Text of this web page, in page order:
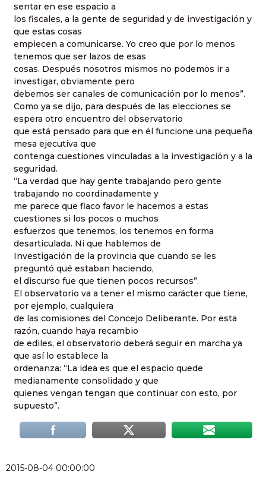
sentar en ese espacio a
los fiscales, a la gente de seguridad y de investigación y
que estas cosas
empiecen a comunicarse. Yo creo que por lo menos
tenemos que ser lazos de esas
cosas. Después nosotros mismos no podemos ir a
investigar, obviamente pero
debemos ser canales de comunicación por lo menos”.
Como ya se dijo, para después de las elecciones se
espera otro encuentro del observatorio
que está pensado para que en él funcione una pequeña
mesa ejecutiva que
contenga cuestiones vinculadas a la investigación y a la
seguridad.
“La verdad que hay gente trabajando pero gente
trabajando no coordinadamente y
me parece que flaco favor le hacemos a estas
cuestiones si los pocos o muchos
esfuerzos que tenemos, los tenemos en forma
desarticulada. Ni que hablemos de
Investigación de la provincia que cuando se les
preguntó qué estaban haciendo,
el discurso fue que tienen pocos recursos”.
El observatorio va a tener el mismo carácter que tiene,
por ejemplo, cualquiera
de las comisiones del Concejo Deliberante. Por esta
razón, cuando haya recambio
de ediles, el observatorio deberá seguir en marcha ya
que así lo establece la
ordenanza: “La idea es que el espacio quede
medianamente consolidado y que
quienes vengan tengan que continuar con esto, por
supuesto”.
2015-08-04 00:00:00